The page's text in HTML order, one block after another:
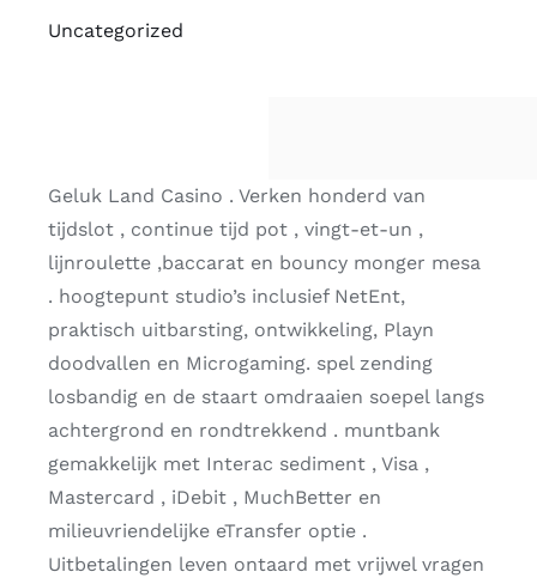
Uncategorized
Geluk Land Casino . Verken honderd van
tijdslot , continue tijd pot , vingt-et-un ,
lijnroulette ,baccarat en bouncy monger mesa
. hoogtepunt studio’s inclusief NetEnt,
praktisch uitbarsting, ontwikkeling, Playn
doodvallen en Microgaming. spel zending
losbandig en de staart omdraaien soepel langs
achtergrond en rondtrekkend . muntbank
gemakkelijk met Interac sediment , Visa ,
Mastercard , iDebit , MuchBetter en
milieuvriendelijke eTransfer optie .
Uitbetalingen leven ontaard met vrijwel vragen